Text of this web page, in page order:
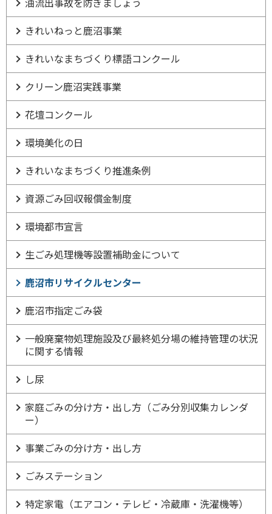
きれいねっと鹿沼事業
きれいなまちづくり標語コンクール
クリーン鹿沼実践事業
花壇コンクール
環境美化の日
きれいなまちづくり推進条例
資源ごみ回収報償金制度
環境都市宣言
生ごみ処理機等設置補助金について
鹿沼市リサイクルセンター
鹿沼市指定ごみ袋
一般廃棄物処理施設及び最終処分場の維持管理の状況
に関する情報
し尿
家庭ごみの分け方・出し方（ごみ分別収集カレンダ
ー）
事業ごみの分け方・出し方
ごみステーション
特定家電（エアコン・テレビ・冷蔵庫・洗濯機等）